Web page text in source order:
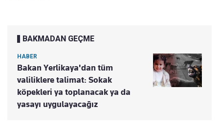
BAKMADAN GEÇME
HABER
Bakan Yerlikaya'dan tüm
valiliklere talimat: Sokak
köpekleri ya toplanacak ya da
yasayı uygulayacağız